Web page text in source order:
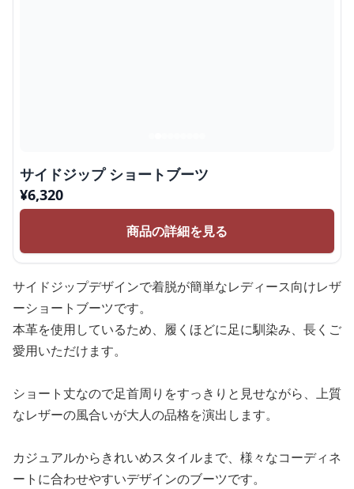
サイドジップ ショートブーツ
¥6,320
商品の詳細を見る
サイドジップデザインで着脱が簡単なレディース向けレザ
ーショートブーツです。
本革を使用しているため、履くほどに足に馴染み、長くご
愛用いただけます。
ショート丈なので足首周りをすっきりと見せながら、上質
なレザーの風合いが大人の品格を演出します。
カジュアルからきれいめスタイルまで、様々なコーディネ
ートに合わせやすいデザインのブーツです。